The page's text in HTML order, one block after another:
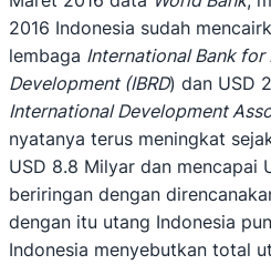
2016 Indonesia sudah
lembaga International Bank
Development (IBRD) dan USD
International Development
nyatanya terus meningkat
USD 8.8 Milyar dan mencapai
beriringan dengan
dengan itu utang Indonesia
Indonesia menyebutkan total